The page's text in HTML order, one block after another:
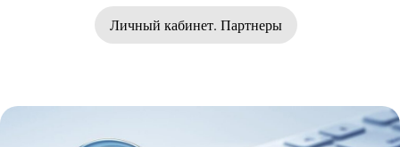
Личный кабинет. Партнеры